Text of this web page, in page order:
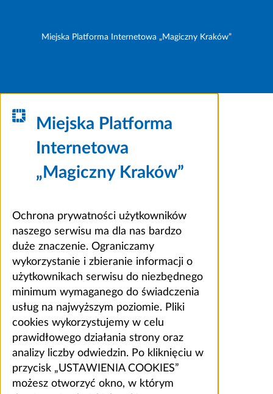
Miejska Platforma Internetowa „Magiczny Kraków”
Miejska Platforma
Internetowa
„Magiczny Kraków”
Ochrona prywatności użytkowników
naszego serwisu ma dla nas bardzo
duże znaczenie. Ograniczamy
wykorzystanie i zbieranie informacji o
użytkownikach serwisu do niezbędnego
minimum wymaganego do świadczenia
usług na najwyższym poziomie. Pliki
cookies wykorzystujemy w celu
prawidłowego działania strony oraz
analizy liczby odwiedzin. Po kliknięciu w
przycisk „USTAWIENIA COOKIES”
możesz otworzyć okno, w którym